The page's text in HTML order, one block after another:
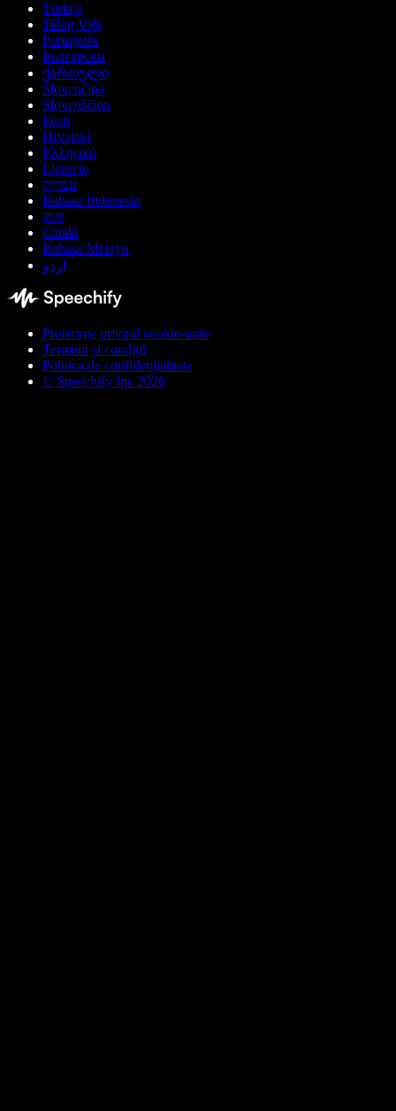
Türkçe
Tiếng Việt
Português
Български
ქართული
Slovenčina
Slovenščina
Eesti
Hrvatski
Ελληνικά
Lietuvių
עברית
Bahasa Indonesia
বাংলা
Català
Bahasa Melayu
اردو
Preferințe privind cookie-urile
Termeni și condiții
Politica de confidențialitate
© Speechify Inc 2026